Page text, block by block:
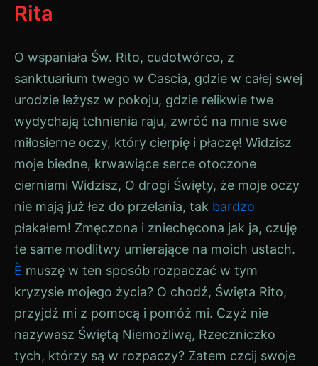
Rita
O wspaniała Św. Rito, cudotwórco, z
sanktuarium twego w Cascia, gdzie w całej swej
urodzie leżysz w pokoju, gdzie relikwie twe
wydychają tchnienia raju, zwróć na mnie swe
miłosierne oczy, który cierpię i płaczę! Widzisz
moje biedne, krwawiące serce otoczone
cierniami Widzisz, O drogi Święty, że moje oczy
nie mają już łez do przelania, tak bardzo
płakałem! Zmęczona i zniechęcona jak ja, czuję
te same modlitwy umierające na moich ustach.
È muszę w ten sposób rozpaczać w tym
kryzysie mojego życia? O chodź, Święta Rito,
przyjdź mi z pomocą i pomóż mi. Czyż nie
nazywasz Świętą Niemożliwą, Rzeczniczko
tych, którzy są w rozpaczy? Zatem czcij swoje